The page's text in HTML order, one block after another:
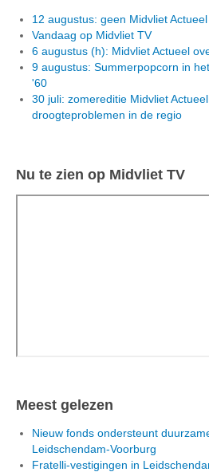
12 augustus: geen Midvliet
Vandaag op Midvliet TV
6 augustus (h): Midvliet Actueel
9 augustus: Summerpopcorn in
'60
30 juli: zomereditie Midvliet
droogteproblemen in de regio
Nu te zien op Midvliet TV
Meest gelezen
Nieuw fonds ondersteunt
Leidschendam-Voorburg
Fratelli-vestigingen in